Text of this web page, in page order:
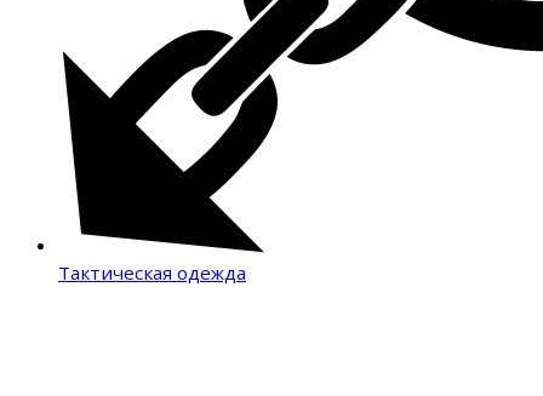
Тактическая одежда